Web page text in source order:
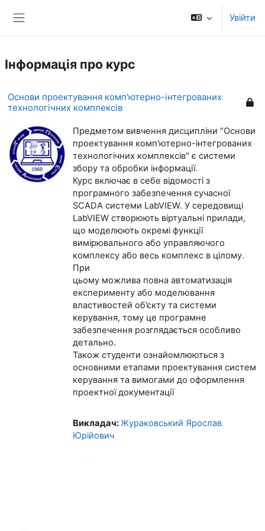
Увійти
Інформація про курс
Основи проектування комп'ютерно-інтегрованих
технологічних комплексів
Предметом вивчення дисципліни "Основи
проектування комп'ютерно-інтегрованих
технологічних комплексів" є системи
збору та обробки інформації.
Курс включає в себе вiдомостi з
програмного забезпечення сучасної
SCADA системи LabVIEW. У середовищі
LabVIEW створюють віртуальні прилади,
що моделюють окремі функції
вимірювального або управляючого
комплексу або весь комплекс в цілому.
При
цьому можлива повна автоматизація
експерименту або моделювання
властивостей об’єкту та системи
керування, тому це програмне
забезпечення розглядається особливо
детально.
Також студенти ознайомлюються з
основними етапами проектування систем
керування та вимогами до оформлення
проектної документації
Викладач:Жураковський Ярослав
Юрійович